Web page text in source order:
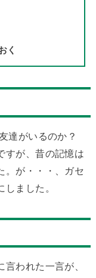
く
達がいるのか？
すが、昔の記憶は
。が・・・、ガセ
ました。
われた一言が、